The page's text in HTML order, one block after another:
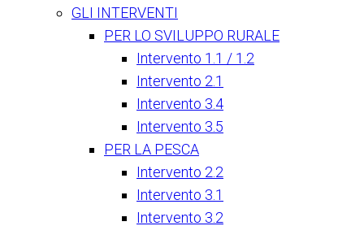
GLI INTERVENTI
PER LO SVILUPPO RURALE
Intervento 1.1 / 1.2
Intervento 2.1
Intervento 3.4
Intervento 3.5
PER LA PESCA
Intervento 2.2
Intervento 3.1
Intervento 3.2